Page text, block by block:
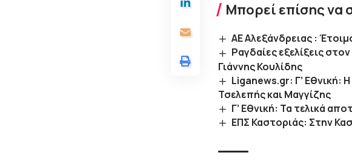
Μπορεί επίσης να
ΑΕ Αλεξάνδρειας :
Ραγδαίες εξελίξεις
Γιάννης Κουλίδης
Liganews.gr: Γ’ Εθνική:
Τσελεπής και Μαγγίζης
Γ’ Εθνική: Τα τελικά
ΕΠΣ Καστοριάς: Στην